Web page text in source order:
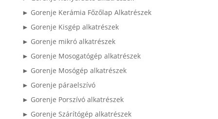
► Gorenje Kerámia Főzőlap Alkatrészek
► Gorenje Kisgép alkatrészek
► Gorenje mikró alkatrészek
► Gorenje Mosogatógép alkatrészek
► Gorenje Mosógép alkatrészek
► Gorenje páraelszívó
► Gorenje Porszívó alkatrészek
► Gorenje Szárítógép alkatrészek